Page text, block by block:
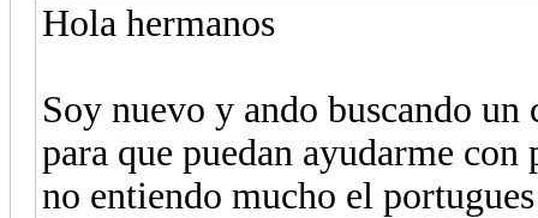
Hola hermanos
Soy nuevo y ando buscando un
para que puedan ayudarme con
no entiendo mucho el